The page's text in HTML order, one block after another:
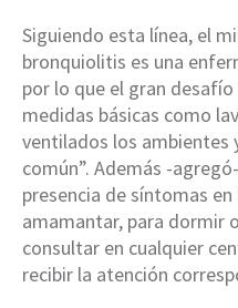
Siguiendo esta línea, el
bronquiolitis es una
por lo que el gran
medidas básicas como
ventilados los ambientes
común”. Además -
presencia de síntomas
amamantar, para dormir
consultar en cualquier
recibir la atención